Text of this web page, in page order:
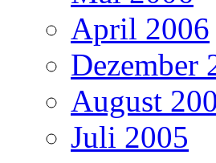
April 2006
Dezember
August
Juli 2005